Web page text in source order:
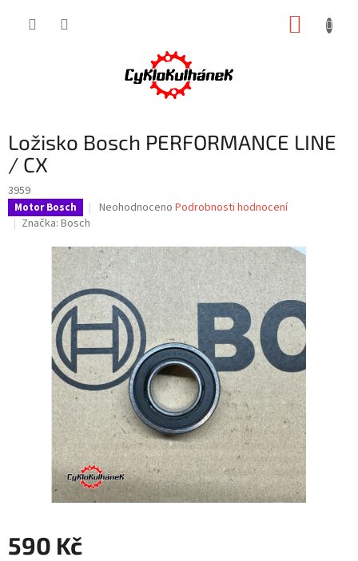
Ložisko Bosch PERFORMANCE LINE
/ CX
3959
Motor Bosch
Průměrné
je
0,0
z
5
hvězdiček.
Neohodnoceno Podrobnosti hodnocení
Značka: Bosch
590 Kč